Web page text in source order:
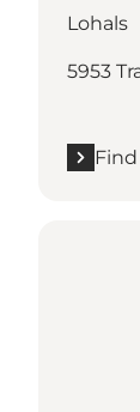
Lohals
5953